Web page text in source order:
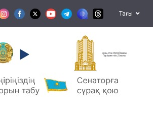
Тағы
Қазақстан Республикасы
Парламентінің Сенаты